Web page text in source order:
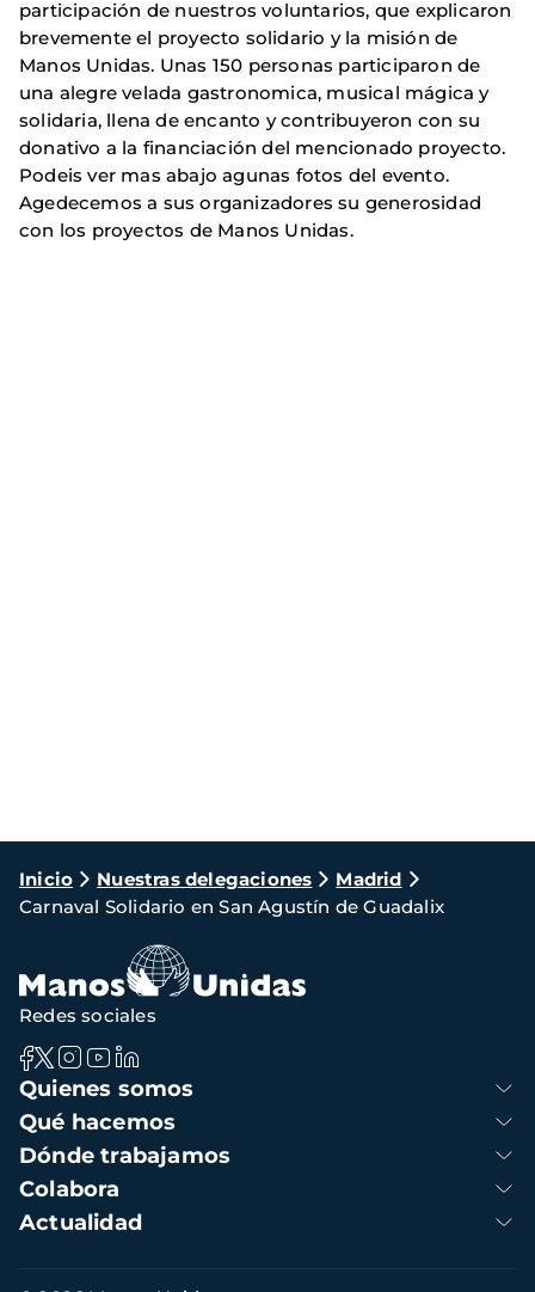
participación de nuestros voluntarios, que explicaron
brevemente el proyecto solidario y la misión de
Manos Unidas. Unas 150 personas participaron de
una alegre velada gastronomica, musical mágica y
solidaria, llena de encanto y contribuyeron con su
donativo a la financiación del mencionado proyecto.
Podeis ver mas abajo agunas fotos del evento.
Agedecemos a sus organizadores su generosidad
con los proyectos de Manos Unidas.
Ruta
de
navegación
Inicio Nuestras delegaciones
Madrid
Carnaval Solidario en San Agustín de Guadalix
Navegación
principal
Quienes somos
Qué hacemos
Dónde trabajamos
Colabora
Actualidad
Redes sociales